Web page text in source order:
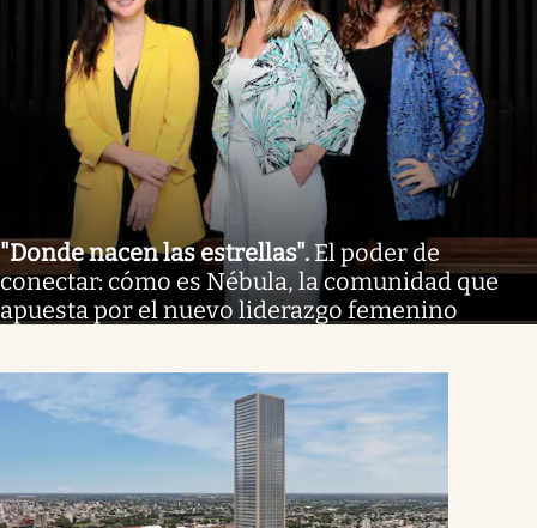
"Donde nacen las estrellas". El poder de
conectar: cómo es Nébula, la comunidad que
apuesta por el nuevo liderazgo femenino